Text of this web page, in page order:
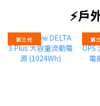
⚡戶
第三代 第